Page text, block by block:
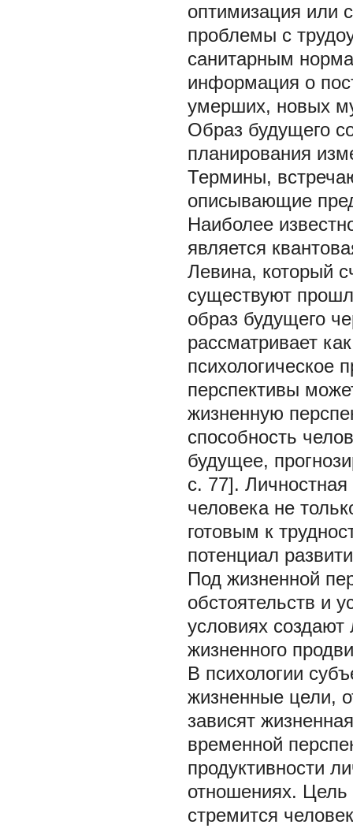
оптимизация или
проблемы с
санитарным
информация о
умерших, новых
Образ будущего
планирования
Термины,
описывающие
Наиболее
является
Левина, который
существуют
образ будущего
рассматривает
психологическое
перспективы
жизненную
способность
будущее,
с. 77]. Личностная
человека не
готовым к
потенциал
Под жизненной
обстоятельств и
условиях
жизненного
В психологии
жизненные цели,
зависят
временной
продуктивности
отношениях. Цель
стремится